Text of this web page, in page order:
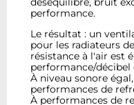
performance.
Le résultat : un
pour les radiateurs
résistance à l'air est
performance/décibel
À niveau sonore
performances de
À performances de